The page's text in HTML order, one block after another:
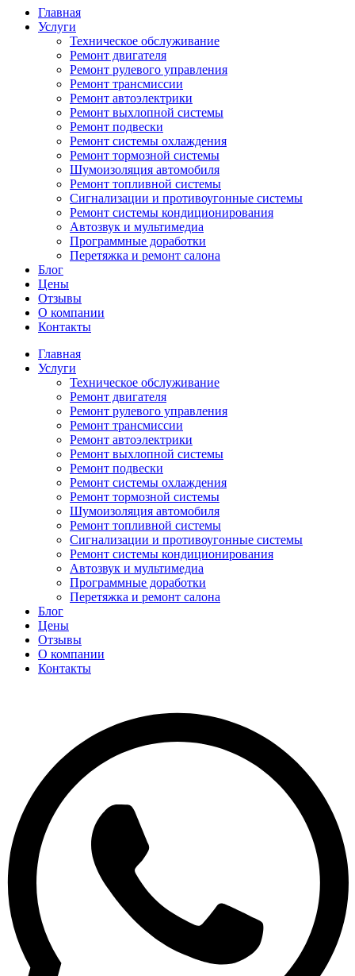
Главная
Услуги
Техническое обслуживание
Ремонт двигателя
Ремонт рулевого управления
Ремонт трансмиссии
Ремонт автоэлектрики
Ремонт выхлопной системы
Ремонт подвески
Ремонт системы охлаждения
Ремонт тормозной системы
Шумоизоляция автомобиля
Ремонт топливной системы
Сигнализации и противоугонные системы
Ремонт системы кондиционирования
Автозвук и мультимедиа
Программные доработки
Перетяжка и ремонт салона
Блог
Цены
Отзывы
О компании
Контакты
Главная
Услуги
Техническое обслуживание
Ремонт двигателя
Ремонт рулевого управления
Ремонт трансмиссии
Ремонт автоэлектрики
Ремонт выхлопной системы
Ремонт подвески
Ремонт системы охлаждения
Ремонт тормозной системы
Шумоизоляция автомобиля
Ремонт топливной системы
Сигнализации и противоугонные системы
Ремонт системы кондиционирования
Автозвук и мультимедиа
Программные доработки
Перетяжка и ремонт салона
Блог
Цены
Отзывы
О компании
Контакты